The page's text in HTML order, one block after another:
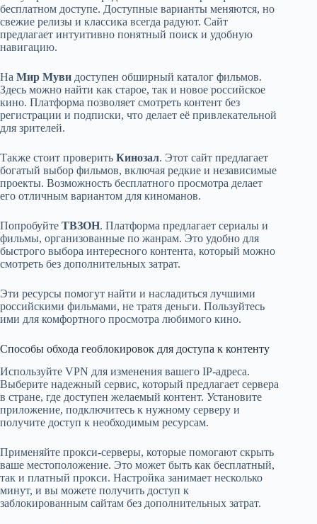
бесплатном доступе. Доступные варианты меняются, но
свежие релизы и классика всегда радуют. Сайт
предлагает интуитивно понятный поиск и удобную
навигацию.
На Мир Муви доступен обширный каталог фильмов.
Здесь можно найти как старое, так и новое российское
кино. Платформа позволяет смотреть контент без
регистрации и подписки, что делает её привлекательной
для зрителей.
Также стоит проверить Кинозал. Этот сайт предлагает
богатый выбор фильмов, включая редкие и независимые
проекты. Возможность бесплатного просмотра делает
его отличным вариантом для киноманов.
Попробуйте ТВЗОН. Платформа предлагает сериалы и
фильмы, организованные по жанрам. Это удобно для
быстрого выбора интересного контента, который можно
смотреть без дополнительных затрат.
Эти ресурсы помогут найти и насладиться лучшими
российскими фильмами, не тратя деньги. Пользуйтесь
ими для комфортного просмотра любимого кино.
Способы обхода геоблокировок для доступа к контенту
Используйте VPN для изменения вашего IP-адреса.
Выберите надежный сервис, который предлагает сервера
в стране, где доступен желаемый контент. Установите
приложение, подключитесь к нужному серверу и
получите доступ к необходимым ресурсам.
Применяйте прокси-серверы, которые помогают скрыть
ваше местоположение. Это может быть как бесплатный,
так и платный прокси. Настройка занимает несколько
минут, и вы можете получить доступ к
заблокированным сайтам без дополнительных затрат.